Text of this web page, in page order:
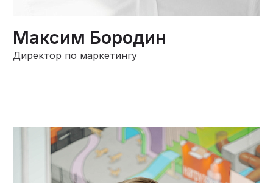
Максим Бородин
Директор по маркетингу